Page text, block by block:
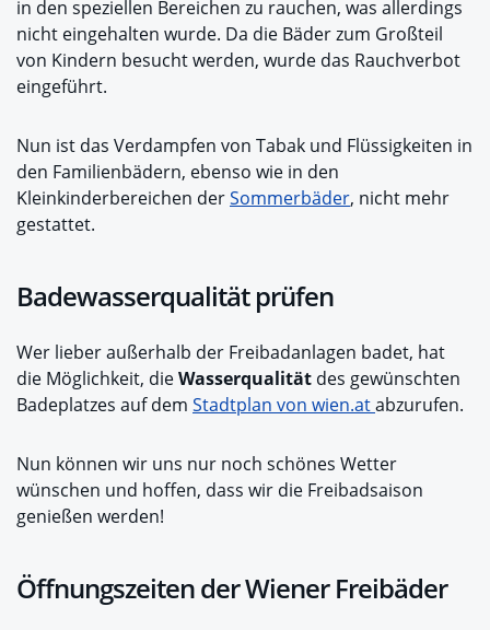
in den speziellen Bereichen zu rauchen, was allerdings
nicht eingehalten wurde. Da die Bäder zum Großteil
von Kindern besucht werden, wurde das Rauchverbot
eingeführt.
Nun ist das Verdampfen von Tabak und Flüssigkeiten in
den Familienbädern, ebenso wie in den
Kleinkinderbereichen derSommerbäder, nicht mehr
gestattet.
Badewasserqualität prüfen
Wer lieber außerhalb der Freibadanlagen badet, hat
die Möglichkeit, dieWasserqualität des gewünschten
Badeplatzes auf dem Stadtplan von wien.atabzurufen.
Nun können wir uns nur noch schönes Wetter
wünschen und hoffen, dass wir die Freibadsaison
genießen werden!
Öffnungszeiten der Wiener Freibäder